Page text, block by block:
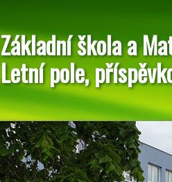
Základní škola a
Letní pole,